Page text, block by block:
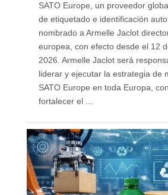
SATO Europe, un proveedor
de etiquetado e identificación
nombrado a Armelle Jaclot
europea, con efecto desde el 12
2026. Armelle Jaclot será
liderar y ejecutar la estrategia de
SATO Europe en toda Europa,
fortalecer el ...